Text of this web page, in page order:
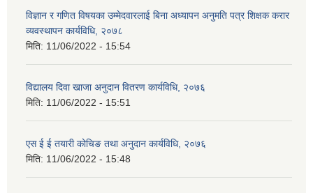
विज्ञान र गणित विषयका उम्मेदवारलाई बिना अध्यापन अनुमति पत्र शिक्षक करार
व्यवस्थापन कार्यविधि, २०७८
मिति: 11/06/2022 - 15:54
विद्यालय दिवा खाजा अनुदान वितरण कार्यविधि, २०७६
मिति: 11/06/2022 - 15:51
एस ई ई तयारी कोचिङ तथा अनुदान कार्यविधि, २०७६
मिति: 11/06/2022 - 15:48